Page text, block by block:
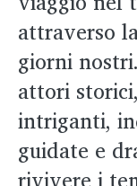
attraverso
giorni
attori
intriganti,
guidate e